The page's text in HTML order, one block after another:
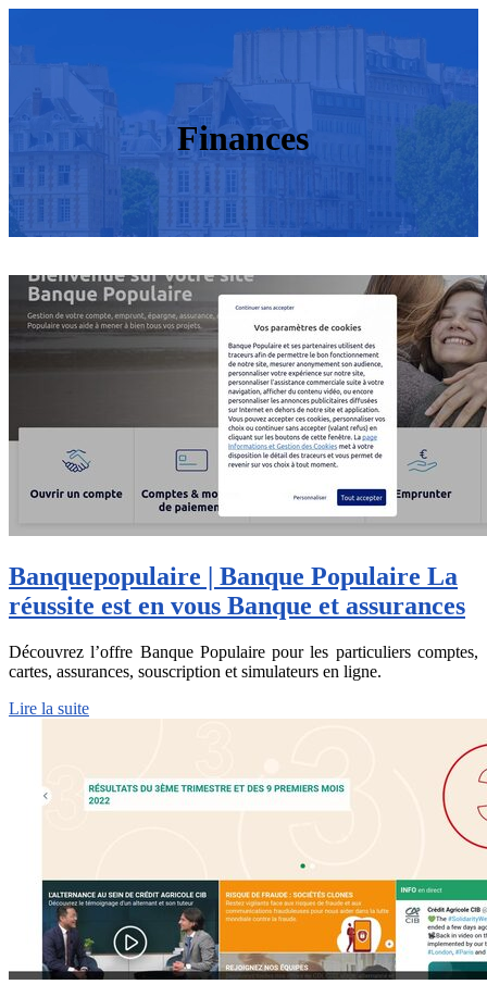
Finances
Ban­quepopulai­re | Banque Populaire La
réussite est en vous Banque et assurances
Découvrez l’offre Banque Populaire pour les particuliers comptes,
cartes, assurances, souscription et simulateurs en ligne.
Lire la suite